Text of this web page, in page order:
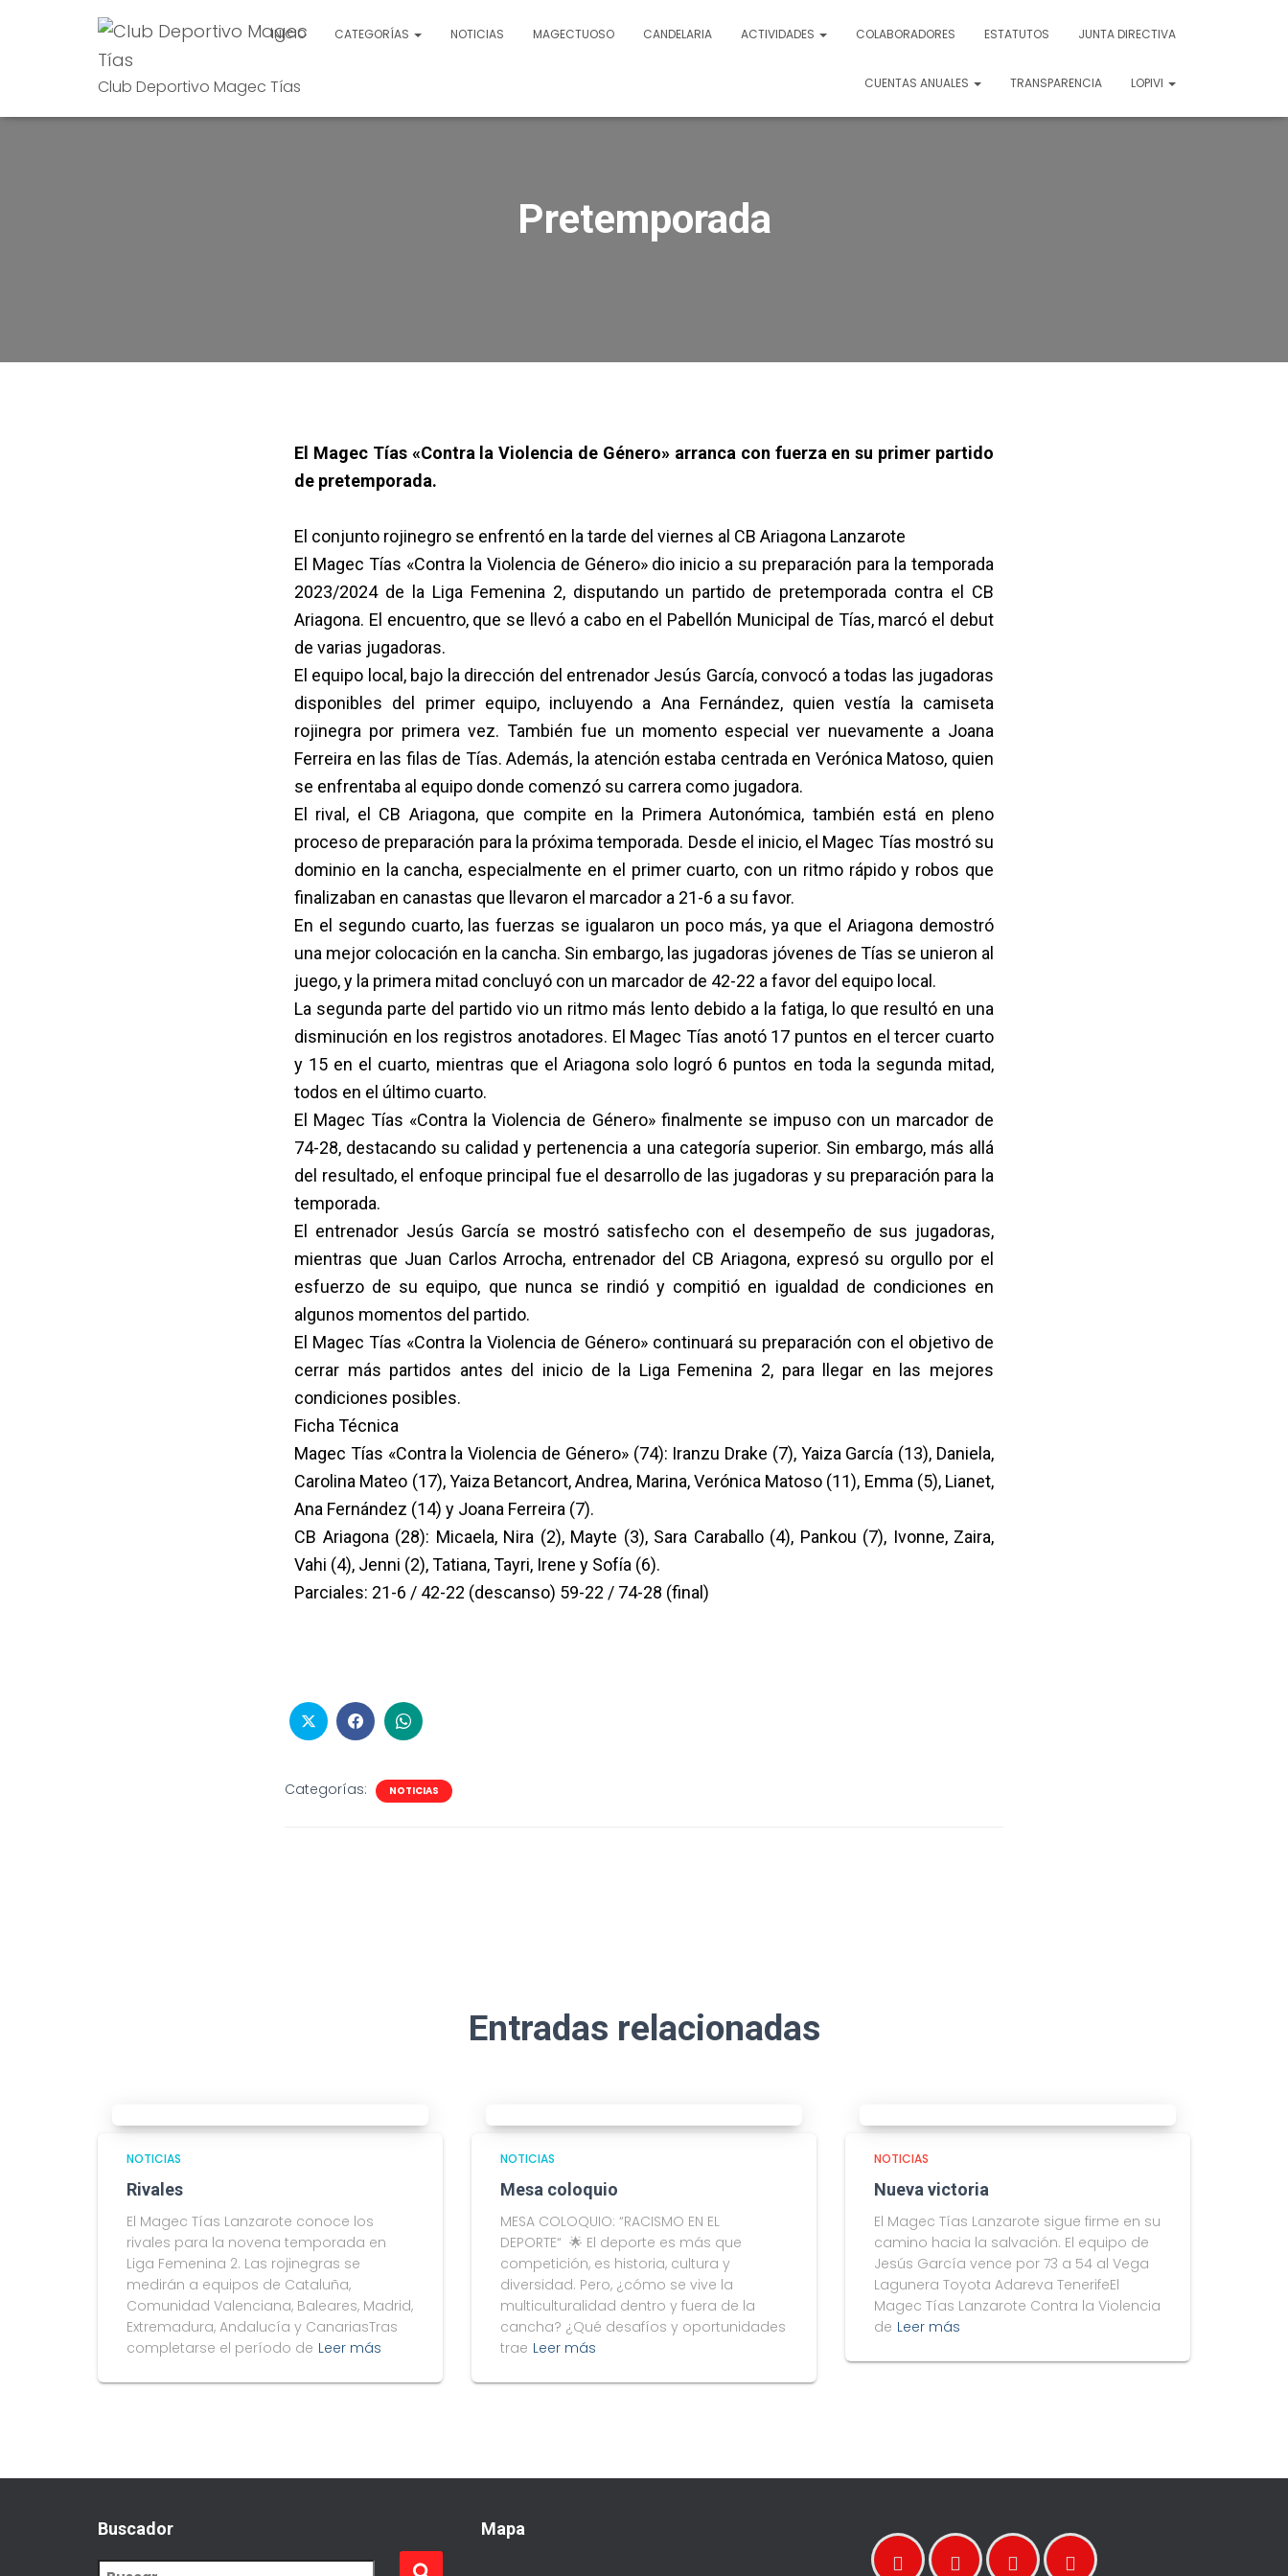
Club Deportivo Magec Tías
INICIO CATEGORÍAS NOTICIAS MAGECTUOSO CANDELARIA ACTIVIDADES COLABORADORES ESTATUTOS JUNTA DIRECTIVA
CUENTAS ANUALES TRANSPARENCIA LOPIVI
Pretemporada
El Magec Tías «Contra la Violencia de Género» arranca con fuerza en su primer partido
de pretemporada.
El conjunto rojinegro se enfrentó en la tarde del viernes al CB Ariagona Lanzarote
El Magec Tías «Contra la Violencia de Género» dio inicio a su preparación para la temporada
2023/2024 de la Liga Femenina 2, disputando un partido de pretemporada contra el CB
Ariagona. El encuentro, que se
llevó a cabo en el Pabellón Municipal de Tías, marcó el debut
de varias jugadoras.
El equipo local, bajo la dirección del entrenador Jesús García, convocó a todas las jugadoras
disponibles del primer equipo, incluyendo a Ana Fernández, quien vestía la camiseta
rojinegra por primera vez. También fue un momento especial ver nuevamente a Joana
Ferreira en las filas de Tías. Además, la atención estaba centrada en Verónica Matoso, quien
se enfrentaba al equipo donde comenzó su carrera como jugadora.
El rival, el CB Ariagona, que compite en la Primera Autonómica, también está en pleno
proceso de preparación para la próxima temporada. Desde el inicio, el Magec Tías mostró su
dominio en la cancha, especialmente en el primer cuarto, con un ritmo rápido y robos que
finalizaban en canastas que llevaron el marcador a 21-6 a su favor.
En el segundo cuarto, las fuerzas se igualaron un poco más, ya que el Ariagona demostró
una mejor colocación en la cancha. Sin embargo, las jugadoras jóvenes de Tías se unieron al
juego, y la primera mitad concluyó con un marcador de 42-22 a favor del equipo local.
La segunda parte del partido vio un ritmo más lento debido a la fatiga, lo que resultó en una
disminución en los registros anotadores. El Magec Tías anotó 17 puntos en el tercer cuarto
y 15 en el cuarto, mientras que el Ariagona solo logró 6 puntos en toda la segunda mitad,
todos en el último cuarto.
El Magec Tías «Contra la Violencia de Género» finalmente se impuso con un marcador de
74-28, destacando su calidad y pertenencia a una categoría superior. Sin embargo, más allá
del resultado, el enfoque principal fue el desarrollo de las jugadoras y su preparación para la
temporada.
El entrenador Jesús García se mostró satisfecho con el desempeño de sus jugadoras,
mientras que Juan Carlos Arrocha, entrenador del CB Ariagona, expresó su orgullo por el
esfuerzo de su equipo, que nunca se rindió y compitió en igualdad de condiciones en
algunos momentos del partido.
El Magec Tías «Contra la Violencia de Género» continuará su preparación con el objetivo de
cerrar más partidos antes del inicio de la Liga Femenina 2, para llegar en las mejores
condiciones posibles.
Ficha Técnica
Magec Tías «Contra la Violencia de Género» (74): Iranzu Drake (7), Yaiza García (13), Daniela,
Carolina Mateo (17), Yaiza Betancort, Andrea, Marina, Verónica Matoso (11), Emma (5), Lianet,
Ana Fernández (14) y Joana Ferreira (7).
CB Ariagona (28): Micaela, Nira (2), Mayte (3), Sara Caraballo (4), Pankou (7), Ivonne, Zaira,
Vahi (4), Jenni (2), Tatiana, Tayri, Irene y Sofía (6).
Parciales: 21-6 / 42-22 (descanso) 59-22 / 74-28 (final)
Categorías: NOTICIAS
Entradas relacionadas
NOTICIAS
Rivales
El Magec Tías Lanzarote conoce los
rivales para la novena temporada en
Liga Femenina 2. Las rojinegras se
medirán a equipos de Cataluña,
Comunidad Valenciana, Baleares, Madrid,
Extremadura, Andalucía y CanariasTras
completarse el período de Leer más
NOTICIAS
Mesa coloquio
MESA COLOQUIO: “RACISMO EN EL
DEPORTE“ 🌟 El deporte es más que
competición, es historia, cultura y
diversidad. Pero, ¿cómo se vive la
multiculturalidad dentro y fuera de la
cancha? ¿Qué desafíos y oportunidades
trae Leer más
NOTICIAS
Nueva victoria
El Magec Tías Lanzarote sigue firme en su
camino hacia la salvación. El equipo de
Jesús García vence por 73 a 54 al Vega
Lagunera Toyota Adareva TenerifeEl
Magec Tías Lanzarote Contra la Violencia
de Leer más
Buscador Mapa